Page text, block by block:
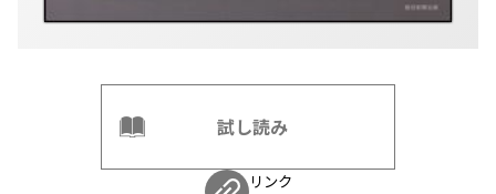
試し読み
リンク